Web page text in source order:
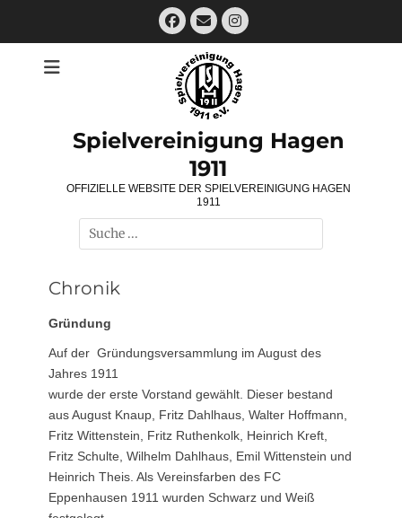
Facebook
E-
Mail
Instagram
Spielvereinigung Hagen
1911
OFFIZIELLE WEBSITE DER SPIELVEREINIGUNG HAGEN
1911
Suchen
nach:
Chronik
Gründung
Auf der Gründungsversammlung im August des
Jahres 1911
wurde der erste Vorstand gewählt. Dieser bestand
aus August Knaup, Fritz Dahlhaus, Walter Hoffmann,
Fritz Wittenstein, Fritz Ruthenkolk, Heinrich Kreft,
Fritz Schulte, Wilhelm Dahlhaus, Emil Wittenstein und
Heinrich Theis. Als Vereinsfarben des FC
Eppenhausen 1911 wurden Schwarz und Weiß